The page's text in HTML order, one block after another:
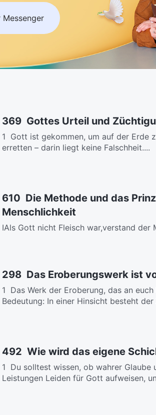
Messenger
369 Gottes Urteil und
1 Gott ist gekommen, um auf der Erde
erretten – darin liegt keine Falschheit....
610 Die Methode und das
Menschlichkeit
ⅠAls Gott nicht Fleisch war,verstand
298 Das Eroberungswerk ist
1 Das Werk der Eroberung, das an
Bedeutung: In einer Hinsicht besteht der
492 Wie wird das eigene
1 Du solltest wissen, ob wahrer Glaube
Leistungen Leiden für Gott aufweisen,